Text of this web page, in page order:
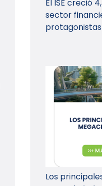
El ISE creció
sector
protagonistas
Los